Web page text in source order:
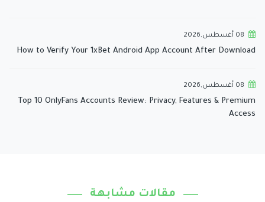
08 أغسطس,2026
How to Verify Your 1xBet Android App Account After Download
08 أغسطس,2026
Top 10 OnlyFans Accounts Review: Privacy, Features & Premium
Access
مقالات مشابهة